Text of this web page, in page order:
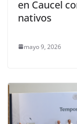
en Caucel
nativos
mayo 9, 2026